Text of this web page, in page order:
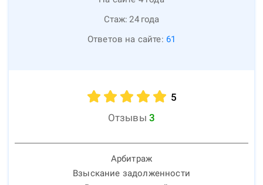
Стаж: 24 года
Ответов на сайте: 61
5
Отзывы 3
Арбитраж
Взыскание задолженности